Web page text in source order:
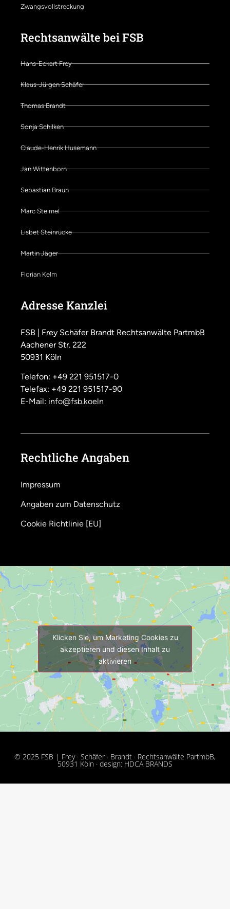
Zwangsvollstreckung
Rechtsanwälte bei FSB
Hans-Eckart Frey
Klaus-Jürgen Schäfer
Thomas Brandt
Sonja Schilken
Claude-Henrik Husemann
Jan Wittenborn
Sebastian Braun
Marc Steimel
Lisbet Steinrücke
Martin Jäger
Florian Kelm
Adresse Kanzlei
FSB | Frey Schäfer Brandt Rechtsanwälte PartmbB
Aachener Str. 222
50931 Köln
Telefon: +49 221 951517-0
Telefax: +49 221 951517-90
E-Mail: info@fsb.koeln
Rechtliche Angaben
Impressum
Angaben zum Datenschutz
Cookie Richtlinie [EU]
Klicken Sie, um Marketing Cookies zu
akzeptieren und diesen Inhalt zu
aktivieren
© 2025 FSB | Frey · Schäfer · Brandt · Rechtsanwälte PartmbB,
50931 Köln · design: HDCA BRANDS